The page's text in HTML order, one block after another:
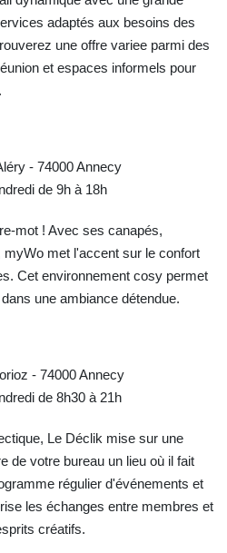
adaptés aux besoins des
une offre variee parmi des
et espaces informels pour
- 74000 Annecy
de 9h à 18h
mot ! Avec ses canapés,
met l'accent sur le confort
Cet environnement cosy permet
une ambiance détendue.
- 74000 Annecy
de 8h30 à 21h
Le Déclik mise sur une
de votre bureau un lieu où il fait
régulier d'événements et
les échanges entre membres et
créatifs.